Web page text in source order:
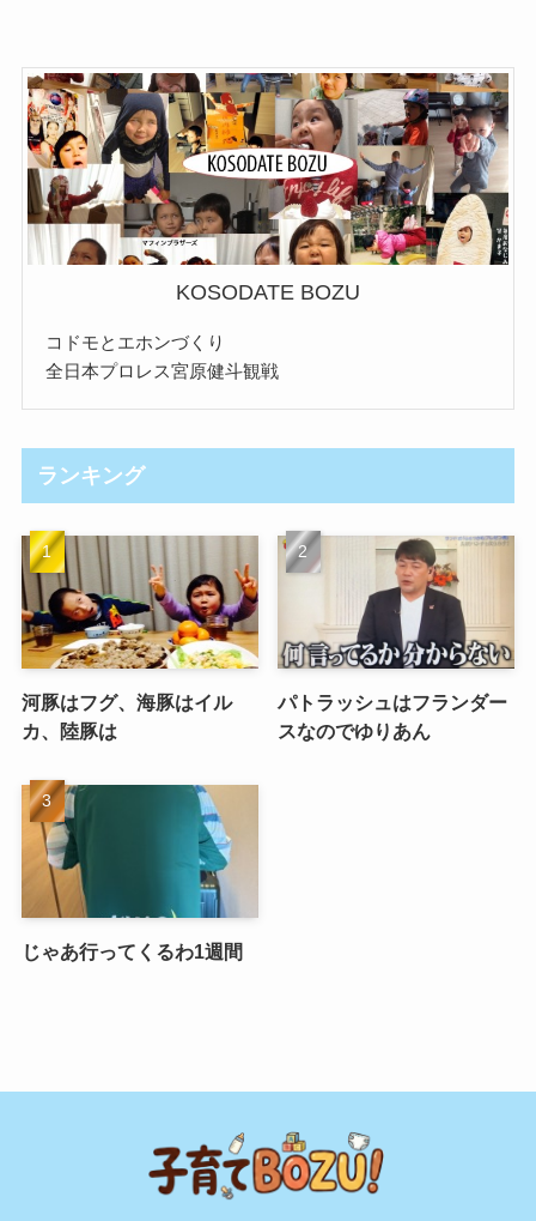
KOSODATE BOZU
コドモとエホンづくり
全日本プロレス宮原健斗観戦
ランキング
河豚はフグ、海豚はイル
カ、陸豚は
パトラッシュはフランダー
スなのでゆりあん
じゃあ行ってくるわ1週間